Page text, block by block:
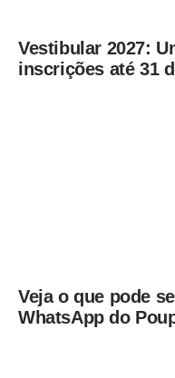
Vestibular 2027:
inscrições até 31
Veja o que pode
WhatsApp do